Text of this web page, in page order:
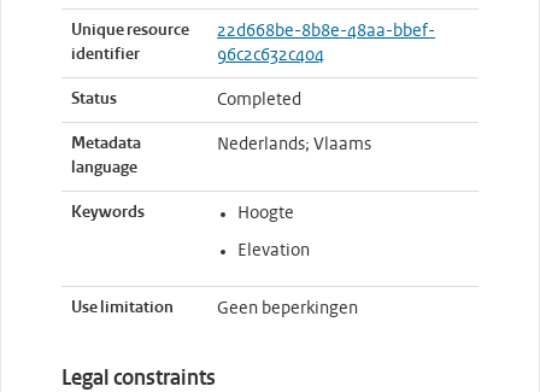
Unique resource
identifier
22d668be-8b8e-48aa-bbef-
96c2c632c404
Status Completed
Metadata
language
Nederlands; Vlaams
Keywords Hoogte
Elevation
Use limitation Geen beperkingen
Legal constraints